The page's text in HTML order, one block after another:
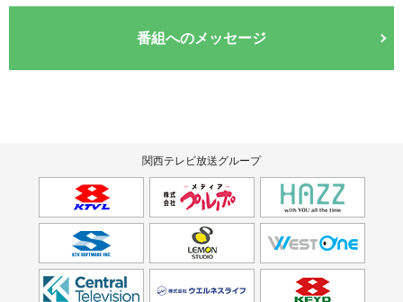
番組へのメッセージ
関西テレビ放送グループ